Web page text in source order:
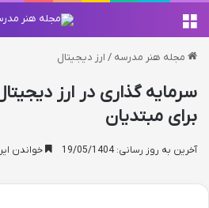
مجله هنر مدرسه / ارز دیجیتال
سرمایه گذاری در ارز
برای مبتدیان
آخرین به روز رسانی: 19/05/1404 خواندن این مطلب 20